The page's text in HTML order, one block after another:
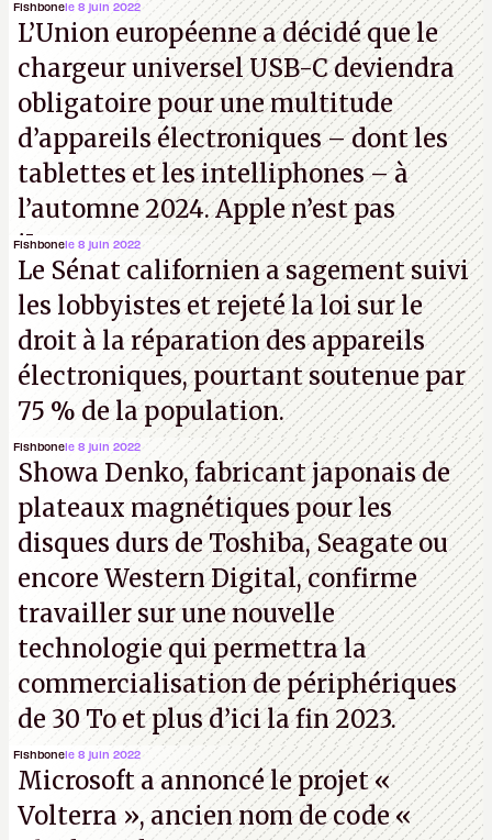
Fishbonele 8 juin 2022
L’Union européenne a décidé que le
chargeur universel USB-C deviendra
obligatoire pour une multitude
d’appareils électroniques – dont les
tablettes et les intelliphones – à
l’automne 2024. Apple n’est pas
iJouasse.
Fishbonele 8 juin 2022
Le Sénat californien a sagement suivi
les lobbyistes et rejeté la loi sur le
droit à la réparation des appareils
électroniques, pourtant soutenue par
75 % de la population.
Fishbonele 8 juin 2022
Showa Denko, fabricant japonais de
plateaux magnétiques pour les
disques durs de Toshiba, Seagate ou
encore Western Digital, confirme
travailler sur une nouvelle
technologie qui permettra la
commercialisation de périphériques
de 30 To et plus d’ici la fin 2023.
Fishbonele 8 juin 2022
Microsoft a annoncé le projet «
Volterra », ancien nom de code «